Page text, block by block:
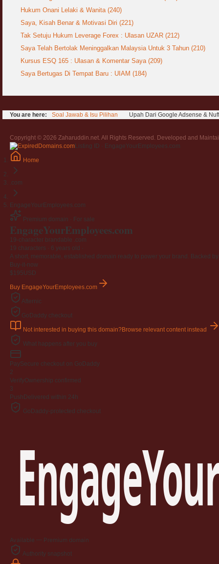
Hukum Onani Lelaki & Wanita (240)
Saya, Kisah Benar & Motivasi Diri (221)
Tak Setuju Hukum Leverage Forex : Ulasan UZAR (212)
Saya Telah Bertolak Meninggalkan Malaysia Untuk 3 Tahun (210)
Kursus ESQ 165 : Ulasan & Komentar Saya (209)
Saya Bertugas Di Tempat Baru : UIAM (184)
You are here: Soal Jawab & Isu Pilihan Upah Dari Google Adsense &
Copyright © 2026 Zaharuddin.net. All Rights Reserved. Developed and
Listing ID · EngageYourEmployees.com
Home
.com
EngageYourEmployees.com
Premium domain · For sale
EngageYourEmployees.com
19-character brandable .com
19 characters · 6 years old
A short, memorable, established domain ready to power your brand. Backed
Buy-it-now
$195USD
Buy EngageYourEmployees.com
Afternic
GoDaddy checkout
Not interested in buying this domain?Browse relevant content instead
What happens after you buy
PaySecure checkout on GoDaddy
2
VerifyOwnership confirmed
3
Push Delivered within 24h
GoDaddy-protected checkout
Available — Premium domain
Authority snapshot